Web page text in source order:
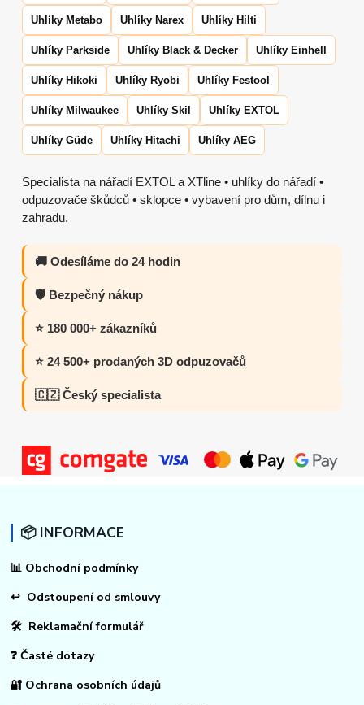
Uhlíky Metabo Uhlíky Narex Uhlíky Hilti
Uhlíky Parkside Uhlíky Black & Decker Uhlíky Einhell
Uhlíky Hikoki Uhlíky Ryobi Uhlíky Festool
Uhlíky Milwaukee Uhlíky Skil Uhlíky EXTOL
Uhlíky Güde Uhlíky Hitachi Uhlíky AEG
Specialista na nářadí EXTOL a XTline • uhlíky do nářadí •
odpuzovače škůdců • sklopce • vybavení pro dům, dílnu i
zahradu.
🚚 Odesíláme do 24 hodin
🛡️ Bezpečný nákup
⭐ 180 000+ zákazníků
⭐ 24 500+ prodaných 3D odpuzovačů
🇨🇿 Český specialista
📦 INFORMACE
📊 Obchodní podmínky
↩ Odstoupení od smlouvy
🛠 Reklamační formulář
❓ Časté dotazy
🔐 Ochrana osobních údajů